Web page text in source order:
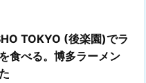
TOKYO (後楽園)でラ
食べる。博多ラーメン